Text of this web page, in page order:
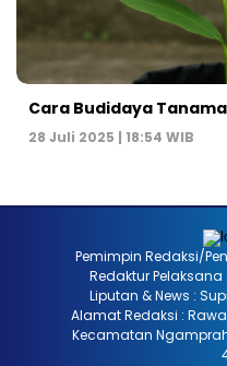
Cara Budidaya
28 Juli 2025 | 18:54 WIB
Pemimpin Redaksi/
Redaktur
Liputan & News :
Alamat Redaksi :
Kecamatan